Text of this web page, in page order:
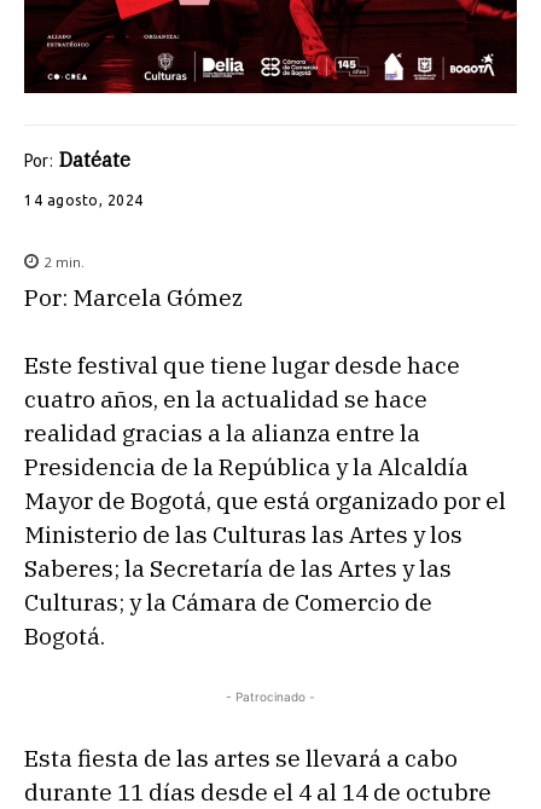
Por: Datéate
14 agosto, 2024
2 min.
Por: Marcela Gómez
Este festival que tiene lugar desde hace
cuatro años, en la actualidad se hace
realidad gracias a la alianza entre la
Presidencia de la República y la Alcaldía
Mayor de Bogotá, que está organizado por el
Ministerio de las Culturas las Artes y los
Saberes; la Secretaría de las Artes y las
Culturas; y la Cámara de Comercio de
Bogotá.
- Patrocinado -
Esta fiesta de las artes se llevará a cabo
durante 11 días desde el 4 al 14 de octubre